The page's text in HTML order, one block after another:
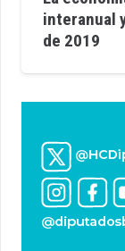
interanual
de 2019